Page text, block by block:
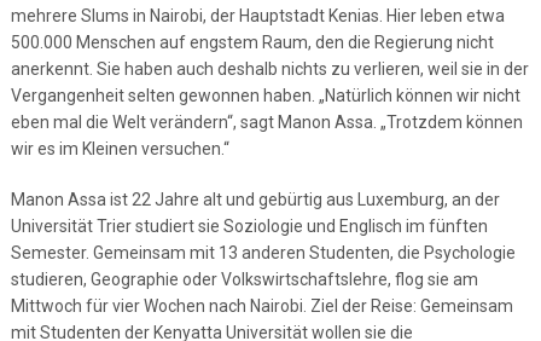
mehrere Slums in Nairobi, der Hauptstadt Kenias. Hier leben etwa
500.000 Menschen auf engstem Raum, den die Regierung nicht
anerkennt. Sie haben auch deshalb nichts zu verlieren, weil sie in der
Vergangenheit selten gewonnen haben. „Natürlich können wir nicht
eben mal die Welt verändern“, sagt Manon Assa. „Trotzdem können
wir es im Kleinen versuchen.“
Manon Assa ist 22 Jahre alt und gebürtig aus Luxemburg, an der
Universität Trier studiert sie Soziologie und Englisch im fünften
Semester. Gemeinsam mit 13 anderen Studenten, die Psychologie
studieren, Geographie oder Volkswirtschaftslehre, flog sie am
Mittwoch für vier Wochen nach Nairobi. Ziel der Reise: Gemeinsam
mit Studenten der Kenyatta Universität wollen sie die